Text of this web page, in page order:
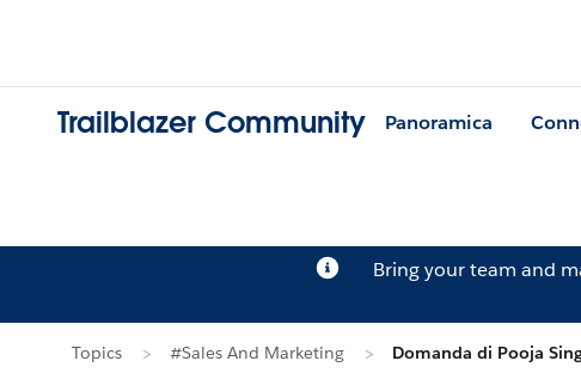
Trailblazer Community Panoramica
Bring your team and
Topics #Sales And Marketing Domanda di Pooja